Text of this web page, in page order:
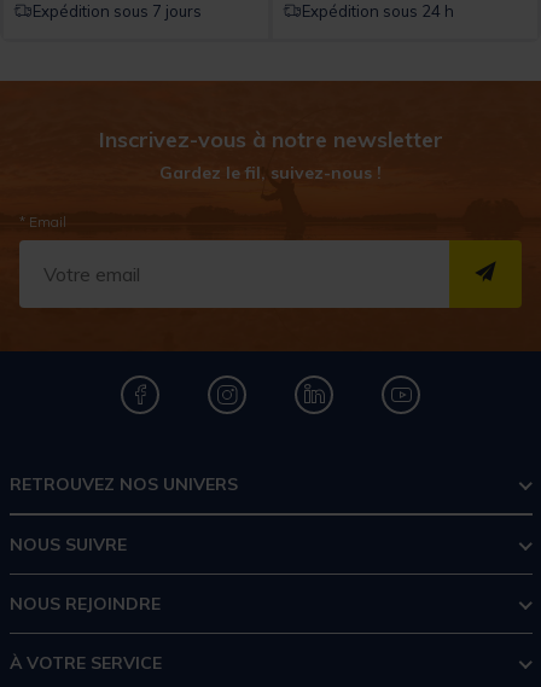
Expédition sous 7 jours Expédition sous 24 h
Inscrivez-vous à notre newsletter
Gardez le fil, suivez-nous !
* Email
RETROUVEZ NOS UNIVERS
NOUS SUIVRE
NOUS REJOINDRE
À VOTRE SERVICE